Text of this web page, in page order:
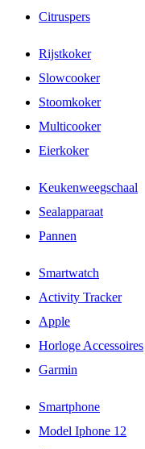
Citruspers
Rijstkoker
Slowcooker
Stoomkoker
Multicooker
Eierkoker
Keukenweegschaal
Sealapparaat
Pannen
Smartwatch
Activity Tracker
Apple
Horloge Accessoires
Garmin
Smartphone
Model Iphone 12